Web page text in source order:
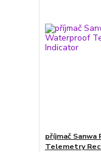
příjmač Sanwa
Telemetry